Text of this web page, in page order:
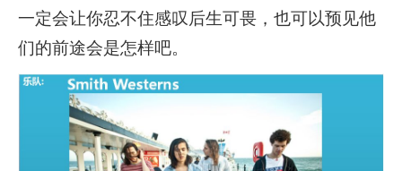
一定会让你忍不住感叹后生可畏，也可以预见他
们的前途会是怎样吧。